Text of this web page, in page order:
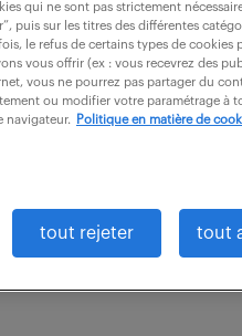
€ / an
Commercial confirmé
locale, vous
qui ne sont pas strictement
puis sur les titres des différentes
le refus de certains types de cookies
vous offrir (ex : vous recevrez des
vous ne pourrez pas partager du
ou modifier votre paramétrage à
navigateur.
Politique en matière de
tout rejeter tout